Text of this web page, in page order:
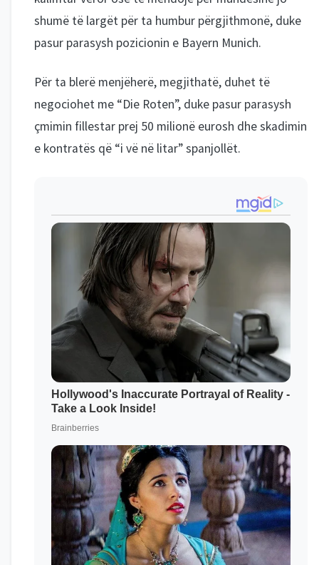
shumë të largët për ta humbur përgjithmonë, duke
pasur parasysh pozicionin e Bayern Munich.
Për ta blerë menjëherë, megjithatë, duhet të
negociohet me “Die Roten”, duke pasur parasysh
çmimin fillestar prej 50 milionë eurosh dhe skadimin
e kontratës që “i vë në litar” spanjollët.